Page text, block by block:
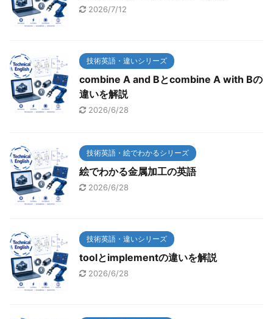
2026/7/12
技術英語・違いシリーズ
combine A and Bとcombine A with Bの
違いを解説
2026/6/28
技術英語・絵でわかるシリーズ
絵でわかる金属加工の英語
2026/6/28
技術英語・違いシリーズ
toolとimplementの違いを解説
2026/6/28